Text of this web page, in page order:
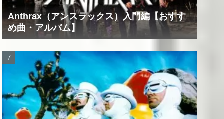
Anthrax（アンスラックス）入門編【おすす
め曲・アルバム】